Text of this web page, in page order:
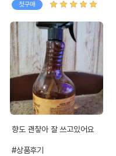
첫구매
향도 괜챻아 잘 쓰고있어요
#상품후기